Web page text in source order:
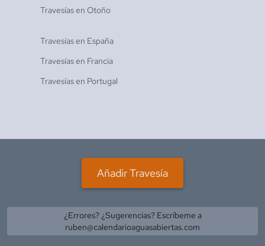
Travesías en Otoño
Travesías en España
Travesías en Francia
Travesías en Portugal
Añadir Travesía
¿Errores? ¿Sugerencias? Escríbeme a
ruben@calendarioaguasabiertas.com